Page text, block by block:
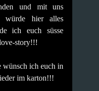
und mit uns
würde hier alles
ich euch süsse
story!!!
wünsch ich euch in
im karton!!!